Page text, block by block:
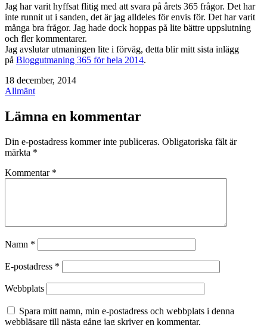
Jag har varit hyffsat flitig med att svara på årets 365 frågor. Det har
inte runnit ut i sanden, det är jag alldeles för envis för. Det har varit
många bra frågor. Jag hade dock hoppas på lite bättre uppslutning
och fler kommentarer.
Jag avslutar utmaningen lite i förväg, detta blir mitt sista inlägg
på Bloggutmaning 365 för hela 2014.
Publicerat
den
18 december, 2014
Kategoriserat
Allmänt
Lämna en kommentar
Din e-postadress kommer inte publiceras. Obligatoriska fält är
märkta *
Kommentar *
Namn *
E-postadress *
Webbplats
Spara mitt namn, min e-postadress och webbplats i denna
webbläsare till nästa gång jag skriver en kommentar.